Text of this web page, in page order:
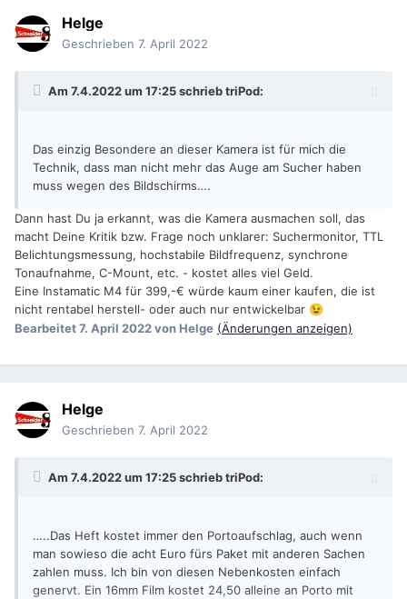
Helge
Geschrieben 7. April 2022
Am 7.4.2022 um 17:25 schriebtriPod:
Das einzig Besondere an dieser Kamera ist für mich die
Technik, dass man nicht mehr das Auge am Sucher haben
muss wegen des Bildschirms….
Dann hast Du ja erkannt, was die Kamera ausmachen soll, das
macht Deine Kritik bzw. Frage noch unklarer: Suchermonitor, TTL
Belichtungsmessung, hochstabile Bildfrequenz, synchrone
Tonaufnahme, C-Mount, etc. - kostet alles viel Geld.
Eine Instamatic M4 für 399,-€ würde kaum einer kaufen, die ist
nicht rentabel herstell- oder auch nur entwickelbar 😉
Bearbeitet7. April 2022von Helge (Änderungen anzeigen)
Helge
Geschrieben 7. April 2022
Am 7.4.2022 um 17:25 schriebtriPod:
…..Das Heft kostet immer den Portoaufschlag, auch wenn
man sowieso die acht Euro fürs Paket mit anderen Sachen
zahlen muss. Ich bin von diesen Nebenkosten einfach
genervt. Ein 16mm Film kostet 24,50 alleine an Porto mit